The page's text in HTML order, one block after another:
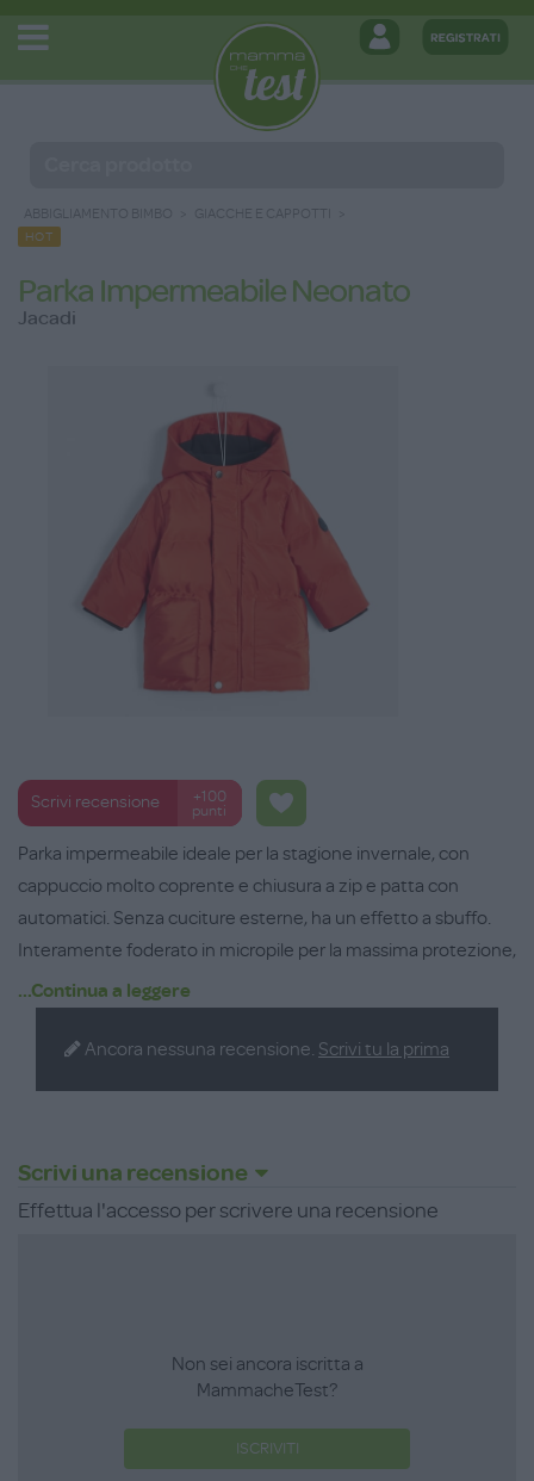
ABBIGLIAMENTO BIMBO GIACCHE E CAPPOTTI
HOT
Parka Impermeabile Neonato
Jacadi
Scrivi recensione
+100
punti
Parka impermeabile ideale per la stagione invernale, con
cappuccio molto coprente e chiusura a zip e patta con
automatici. Senza cuciture esterne, ha un effetto a sbuffo.
Interamente foderato in micropile per la massima protezione,
imbottito in Repreve - fibra ottenuta dal riciclaggio delle
bottiglie di plastica. Leggerissimo e caldo, è dotato di fondo
manica e colletto con bordo a costine per proteggere meglio
...Continua a leggere
Ancora nessuna recensione. Scrivi tu la prima
Scrivi una recensione
Effettua l'accesso per scrivere una recensione
Non sei ancora iscritta a
MammacheTest?
ISCRIVITI